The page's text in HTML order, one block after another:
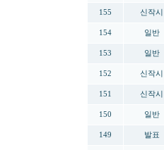
155 신작시
154 일반
153 일반
152 신작시
151 신작시
150 일반
149 발표